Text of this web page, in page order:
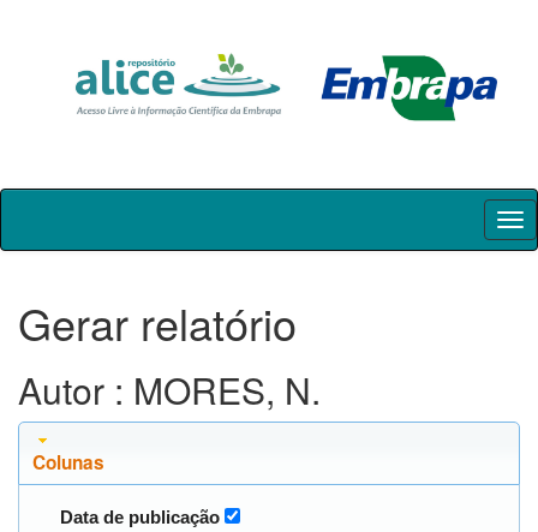
Skip
Gerar relatório
Autor : MORES, N.
Colunas
Data de publicação